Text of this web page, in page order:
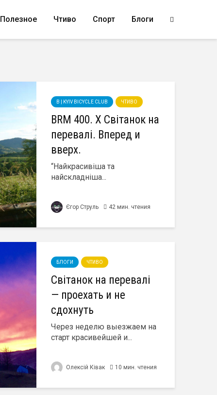
Полезное Чтиво Спорт Блоги
B | KYIV BICYCLE CLUB ЧТИВО
BRM 400. X Світанок на
перевалі. Вперед и
вверх.
“Найкрасивіша та
найскладніша...
Єгор Струль 42 мин. чтения
БЛОГИ ЧТИВО
Світанок на перевалі
— проехать и не
сдохнуть
Через неделю выезжаем на
старт красивейшей и...
Олексій Ківак 10 мин. чтения